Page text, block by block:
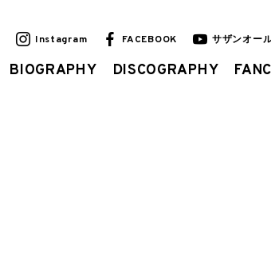
Instagram FACEBOOK サザンオー
BIOGRAPHY DISCOGRAPHY